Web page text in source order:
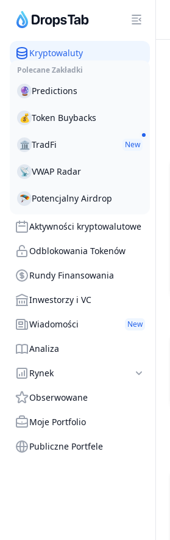
Kryptowaluty
Polecane Zakładki
🔮 Predictions
💰 Token Buybacks
🏛 TradFi New
📡 VWAP Radar
🪂 Potencjalny Airdrop
Aktywności kryptowalutowe
Odblokowania Tokenów
Rundy Finansowania
Inwestorzy i VC
Wiadomości New
Analiza
Rynek
Obserwowane
Moje Portfolio
Publiczne Portfele
:$64,665.10 0.32%